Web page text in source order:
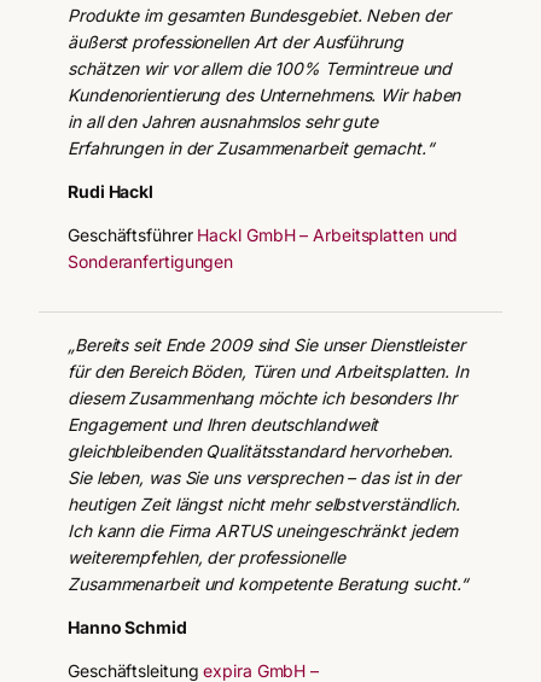
Produkte im gesamten Bundesgebiet. Neben der
äußerst professionellen Art der Ausführung
schätzen wir vor allem die 100% Termintreue und
Kundenorientierung des Unternehmens. Wir haben
in all den Jahren ausnahmslos sehr gute
Erfahrungen in der Zusammenarbeit gemacht.“
Rudi Hackl
Geschäftsführer Hackl GmbH – Arbeitsplatten und
Sonderanfertigungen
„Bereits seit Ende 2009 sind Sie unser Dienstleister
für den Bereich Böden, Türen und Arbeitsplatten. In
diesem Zusammenhang möchte ich besonders Ihr
Engagement und Ihren deutschlandweit
gleichbleibenden Qualitätsstandard hervorheben.
Sie leben, was Sie uns versprechen – das ist in der
heutigen Zeit längst nicht mehr selbstverständlich.
Ich kann die Firma ARTUS uneingeschränkt jedem
weiterempfehlen, der professionelle
Zusammenarbeit und kompetente Beratung sucht.“
Hanno Schmid
Geschäftsleitungexpira GmbH –